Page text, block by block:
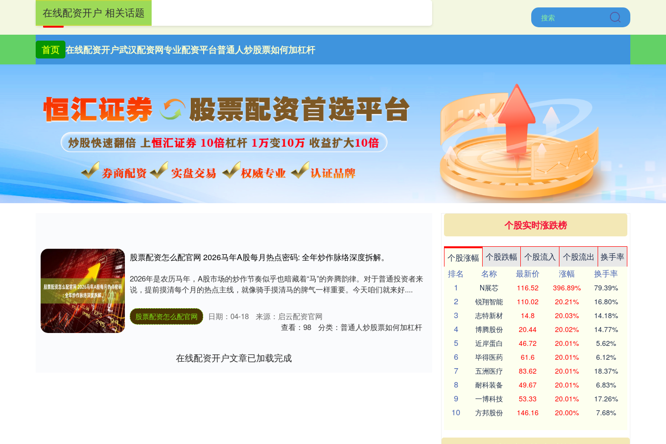
首页 在线配资开户武汉配资网专业配资平台普通人炒股票如何加杠杆
在线配资开户 相关话题
股票配资怎么配官网 2026马年A股每月热点密码: 全年炒作脉络深度拆解。
2026年是农历马年，A股市场的炒作节奏似乎也暗藏着“马”的奔腾韵律。对于普通投资者来
说，提前摸清每个月的热点主线，就像骑手摸清马的脾气一样重要。今天咱们就来好....
股票配资怎么配官网 日期：04-18
来源：启云配资官网
查看： 98 分类： 普通人炒股票如何加杠杆
在线配资开户文章已加载完成
个股实时涨跌榜
个股涨幅 个股跌幅 个股流入 个股流出
换手率
排名
名称 最新价 涨幅
换手率
1
N展芯 116.52 396.89% 79.39%
2 锐翔智能 110.02 20.21% 16.80%
3 志特新材 14.8 20.03% 14.18%
4 博腾股份 20.44 20.02% 14.77%
5 近岸蛋白 46.72 20.01% 5.62%
6 毕得医药 61.6 20.01% 6.12%
7 五洲医疗 83.62 20.01% 18.37%
8 耐科装备 49.67 20.01% 6.83%
9 一博科技 53.33 20.01% 17.26%
10 方邦股份 146.16 20.00% 7.68%